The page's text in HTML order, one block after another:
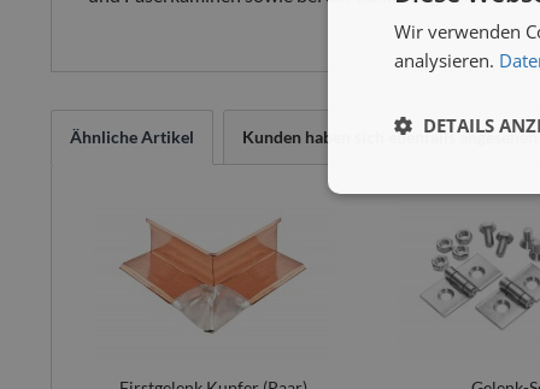
Ähnliche Artikel Kunden haben sich ebenfalls angesehen
Wir verwenden
analysieren.
DETAILS